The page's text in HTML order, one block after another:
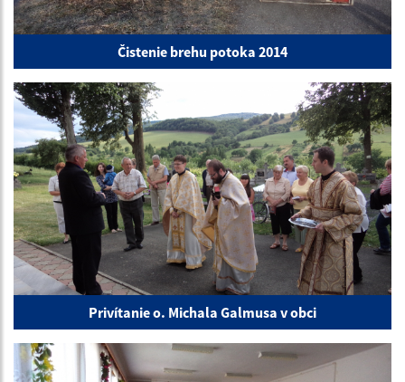
Čistenie brehu potoka 2014
Privítanie o. Michala Galmusa v obci